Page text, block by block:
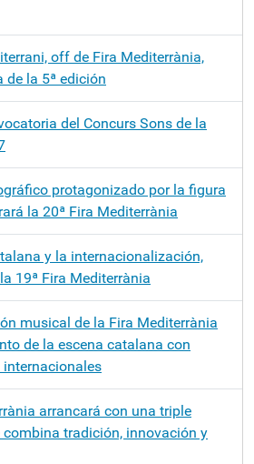
off de Fira Mediterrània,
de la 5ª edición
del Concurs Sons de la
protagonizado por la figura
la 20ª Fira Mediterrània
y la internacionalización,
19ª Fira Mediterrània
musical de la Fira Mediterrània
de la escena catalana con
arrancará con una triple
tradición, innovación y